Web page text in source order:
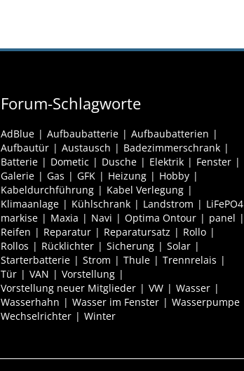
Forum-Schlagworte
AdBlue Aufbaubatterie
Aufbaubatterien
Aufbautür
Austausch
Badezimmerschrank
Batterie
Dometic Dusche Elektrik
Fenster
Galerie
Gas GFK Heizung
Hobby
Kabeldurchführung
Kabel Verlegung
Klimaanlage
Kühlschrank Landstrom
LiFePO4
markise
Maxia Navi Optima Ontour
panel
Reifen
Reparatur Reparatursatz
Rollo
Rollos
Rücklichter Sicherung
Solar
Starterbatterie
Strom Thule
Trennrelais
Tür
VAN
Vorstellung
Vorstellung neuer Mitglieder
VW
Wasser
Wasserhahn
Wasser im Fenster
Wasserpumpe
Wechselrichter
Winter